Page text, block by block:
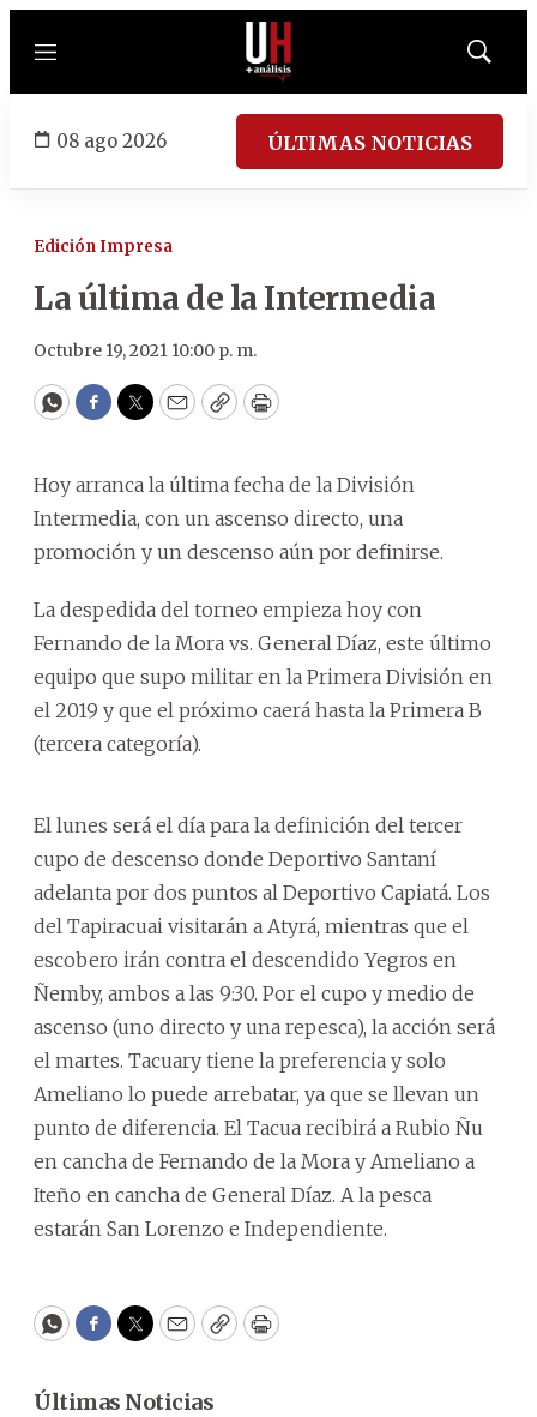
Menú
Mostrar
08 ago 2026 ÚLTIMAS NOTICIAS
Edición Impresa
La última de la Intermedia
Octubre 19, 2021 10:00 p. m.
WhatsApp
Facebook
Twitter
EmailCopyPrint
Hoy arranca la última fecha de la División
Intermedia, con un ascenso directo, una
promoción y un descenso aún por definirse.
La despedida del torneo empieza hoy con
Fernando de la Mora vs. General Díaz, este último
equipo que supo militar en la Primera División en
el 2019 y que el próximo caerá hasta la Primera B
(tercera categoría).
El lunes será el día para la definición del tercer
cupo de descenso donde Deportivo Santaní
adelanta por dos puntos al Deportivo Capiatá. Los
del Tapiracuai visitarán a Atyrá, mientras que el
escobero irán contra el descendido Yegros en
Ñemby, ambos a las 9:30. Por el cupo y medio de
ascenso (uno directo y una repesca), la acción será
el martes. Tacuary tiene la preferencia y solo
Ameliano lo puede arrebatar, ya que se llevan un
punto de diferencia. El Tacua recibirá a Rubio Ñu
en cancha de Fernando de la Mora y Ameliano a
Iteño en cancha de General Díaz. A la pesca
estarán San Lorenzo e Independiente.
WhatsApp
Facebook
Twitter
EmailCopyPrint
Últimas Noticias